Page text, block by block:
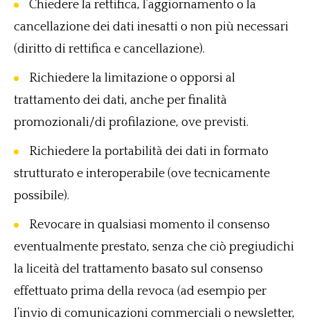
Chiedere la rettifica, l’aggiornamento o la
cancellazione dei dati inesatti o non più necessari
(diritto di rettifica e cancellazione).
Richiedere la limitazione o opporsi al
trattamento dei dati, anche per finalità
promozionali/di profilazione, ove previsti.
Richiedere la portabilità dei dati in formato
strutturato e interoperabile (ove tecnicamente
possibile).
Revocare in qualsiasi momento il consenso
eventualmente prestato, senza che ciò pregiudichi
la liceità del trattamento basato sul consenso
effettuato prima della revoca (ad esempio per
l’invio di comunicazioni commerciali o newsletter,